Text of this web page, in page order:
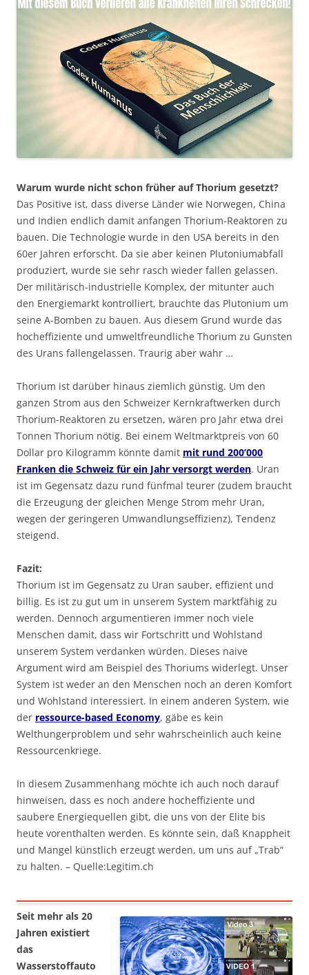
Warum wurde nicht schon früher auf Thorium gesetzt?
Das Positive ist, dass diverse Länder wie Norwegen, China
und Indien endlich damit anfangen Thorium-Reaktoren zu
bauen. Die Technologie wurde in den USA bereits in den
60er Jahren erforscht. Da sie aber keinen Plutoniumabfall
produziert, wurde sie sehr rasch wieder fallen gelassen.
Der militärisch-industrielle Komplex, der mitunter auch
den Energiemarkt kontrolliert, brauchte das Plutonium um
seine A-Bomben zu bauen. Aus diesem Grund wurde das
hocheffiziente und umweltfreundliche Thorium zu Gunsten
des Urans fallengelassen. Traurig aber wahr …
Thorium ist darüber hinaus ziemlich günstig. Um den
ganzen Strom aus den Schweizer Kernkraftwerken durch
Thorium-Reaktoren zu ersetzen, wären pro Jahr etwa drei
Tonnen Thorium nötig. Bei einem Weltmarktpreis von 60
Dollar pro Kilogramm könnte damit mit rund 200’000
Franken die Schweiz für ein Jahr versorgt werden. Uran
ist im Gegensatz dazu rund fünfmal teurer (zudem braucht
die Erzeugung der gleichen Menge Strom mehr Uran,
wegen der geringeren Umwandlungseffizienz), Tendenz
steigend.
Fazit:
Thorium ist im Gegensatz zu Uran sauber, effizient und
billig. Es ist zu gut um in unserem System marktfähig zu
werden. Dennoch argumentieren immer noch viele
Menschen damit, dass wir Fortschritt und Wohlstand
unserem System verdanken würden. Dieses naive
Argument wird am Beispiel des Thoriums widerlegt. Unser
System ist weder an den Menschen noch an deren Komfort
und Wohlstand interessiert. In einem anderen System, wie
der ressource-based Economy, gäbe es kein
Welthungerproblem und sehr wahrscheinlich auch keine
Ressourcenkriege.
In diesem Zusammenhang möchte ich auch noch darauf
hinweisen, dass es noch andere hocheffiziente und
saubere Energiequellen gibt, die uns von der Elite bis
heute vorenthalten werden. Es könnte sein, daß Knappheit
und Mangel künstlich erzeugt werden, um uns auf „Trab“
zu halten. – Quelle:Legitim.ch
Seit mehr als 20
Jahren existiert
das
Wasserstoffauto